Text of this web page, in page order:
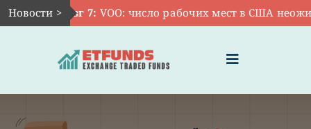
Skip
to
Новости >Авг 7:VOO: число рабочих мест в США
Toggle
Navigation
ГЛАВНАЯ